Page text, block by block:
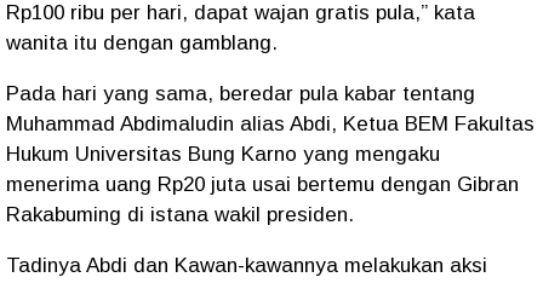
Rp100 ribu per hari, dapat wajan gratis pula,” kata
wanita itu dengan gamblang.
Pada hari yang sama, beredar pula kabar tentang
Muhammad Abdimaludin alias Abdi, Ketua BEM Fakultas
Hukum Universitas Bung Karno yang mengaku
menerima uang Rp20 juta usai bertemu dengan Gibran
Rakabuming di istana wakil presiden.
Tadinya Abdi dan Kawan-kawannya melakukan aksi